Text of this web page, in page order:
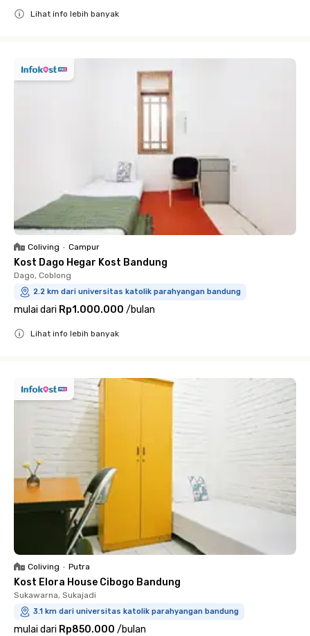
Lihat info lebih banyak
Coliving • Campur
Kost Dago Hegar Kost Bandung
Dago, Coblong
2.2 km dari universitas katolik parahyangan bandung
mulai dari Rp1.000.000 /bulan
Lihat info lebih banyak
Coliving • Putra
Kost Elora House Cibogo Bandung
Sukawarna, Sukajadi
3.1 km dari universitas katolik parahyangan bandung
mulai dari Rp850.000 /bulan